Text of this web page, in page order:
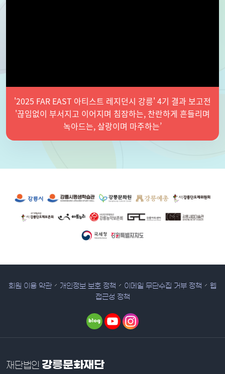
'2025 FAR EAST 아티스트 레지던시 강릉' 4기 결과 보고전
'끊임없이 부서지고 이어지며 침잠하는, 찬란하게 흔들리며
녹아드는, 살랑이며 마주하는’
회원 이용 약관 개인정보 보호 정책 이메일 무단수집 거부 정책
웹
접근성 정책
재단법인 강릉문화재단